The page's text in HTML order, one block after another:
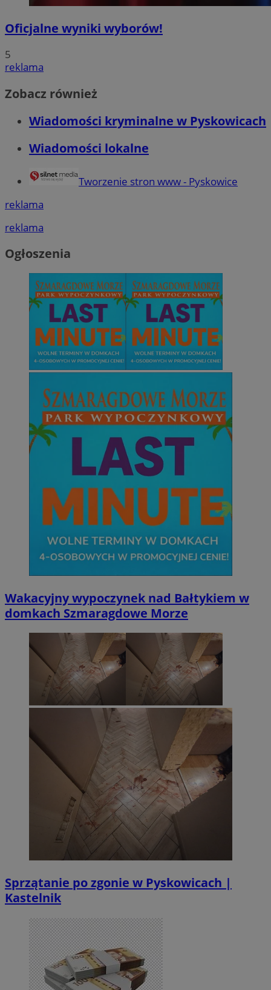
Oficjalne wyniki wyborów!
5
reklama
Zobacz również
Wiadomości kryminalne w Pyskowicach
Wiadomości lokalne
Tworzenie stron www - Pyskowice
reklama
reklama
Ogłoszenia
Wakacyjny wypoczynek nad Bałtykiem w
domkach Szmaragdowe Morze
Sprzątanie po zgonie w Pyskowicach |
Kastelnik